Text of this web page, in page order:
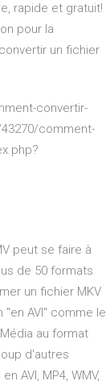
rapide et gratuit!
pour la
un fichier
convertir-
comment-
peut se faire à
de 50 formats
un fichier MKV
AVI" comme le
au format
d'autres
AVI, MP4, WMV,